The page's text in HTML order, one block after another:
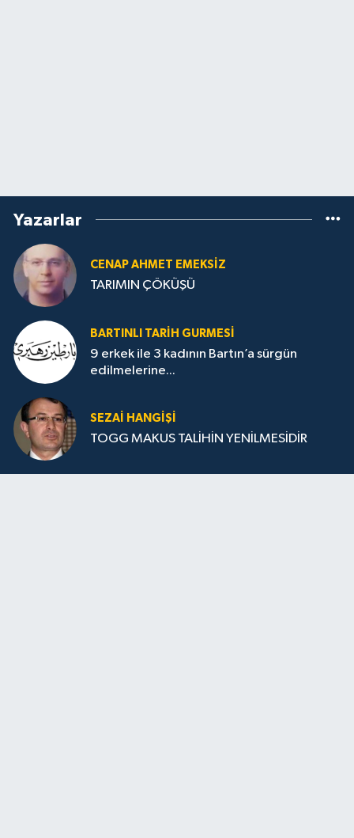
Yazarlar
CENAP AHMET EMEKSİZ
TARIMIN ÇÖKÜŞÜ
BARTINLI TARIH GURMESI
9 erkek ile 3 kadının Bartın’a sürgün
edilmelerine...
SEZAI HANGİŞİ
TOGG MAKUS TALİHİN YENİLMESİDİR